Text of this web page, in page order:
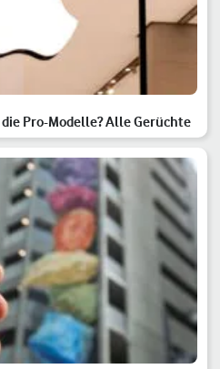
Pro-Modelle? Alle Gerüchte